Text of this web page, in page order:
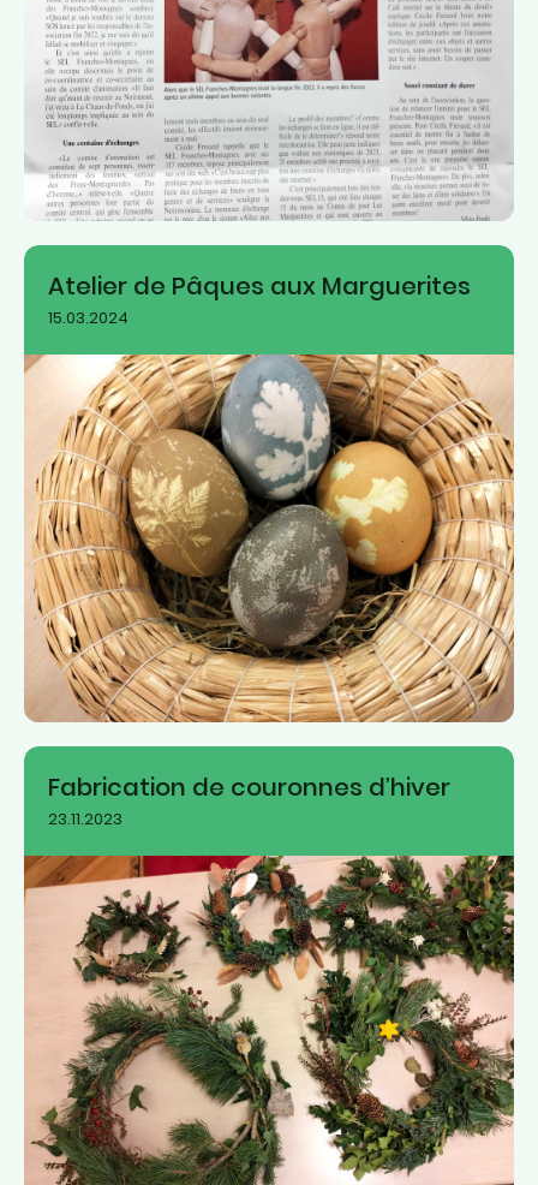
Atelier de Pâques aux Marguerites
15.03.2024
Fabrication de couronnes d’hiver
23.11.2023